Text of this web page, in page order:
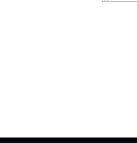
מבטך במקרה, ועליך להשהות
לאט, ובאופן מעמיק עד כמה